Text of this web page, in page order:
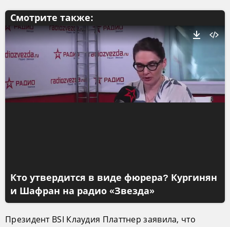
Смотрите также:
Кто утвердится в виде фюрера? Кургинян
и Шафран на радио «Звезда»
Президент BSI Клаудия Платтнер заявила, что